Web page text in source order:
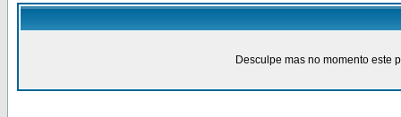
Desculpe mas no momento este